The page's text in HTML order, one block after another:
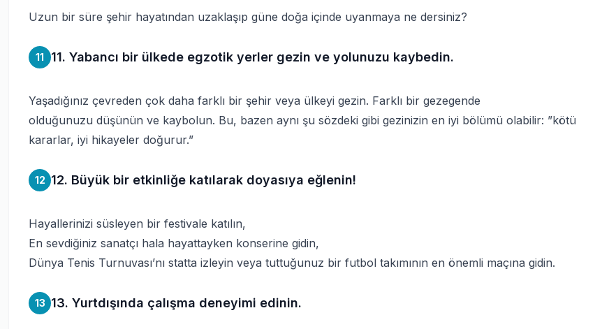
Uzun bir süre şehir hayatından uzaklaşıp güne doğa içinde uyanmaya ne dersiniz?
11 11. Yabancı bir ülkede egzotik yerler gezin ve yolunuzu kaybedin.
Yaşadığınız çevreden çok daha farklı bir şehir veya ülkeyi gezin. Farklı bir gezegende
olduğunuzu düşünün ve kaybolun. Bu, bazen aynı şu sözdeki gibi gezinizin en iyi bölümü olabilir: ”kötü
kararlar, iyi hikayeler doğurur.”
12 12. Büyük bir etkinliğe katılarak doyasıya eğlenin!
Hayallerinizi süsleyen bir festivale katılın,
En sevdiğiniz sanatçı hala hayattayken konserine gidin,
Dünya Tenis Turnuvası’nı statta izleyin veya tuttuğunuz bir futbol takımının en önemli maçına gidin.
13 13. Yurtdışında çalışma deneyimi edinin.